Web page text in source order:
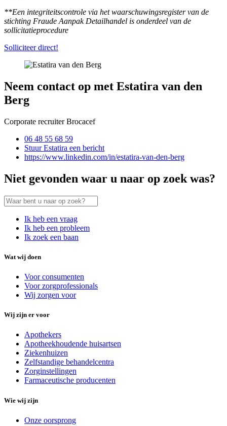
**Een integriteitscontrole via het waarschuwingsregister van de
stichting Fraude Aanpak Detailhandel is onderdeel van de
sollicitatieprocedure
Solliciteer direct!
Neem contact op met Estatira van den
Berg
Corporate recruiter Brocacef
06 48 55 68 59
Stuur Estatira een bericht
https://www.linkedin.com/in/estatira-van-den-berg
Niet gevonden waar u naar op zoek was?
Ik heb een vraag
Ik heb een probleem
Ik zoek een baan
Wat wij doen
Voor consumenten
Voor zorgprofessionals
Wij zorgen voor
Wij zijn er voor
Apothekers
Apotheekhoudende huisartsen
Ziekenhuizen
Zelfstandige behandelcentra
Zorginstellingen
Farmaceutische producenten
Wie wij zijn
Onze oorsprong